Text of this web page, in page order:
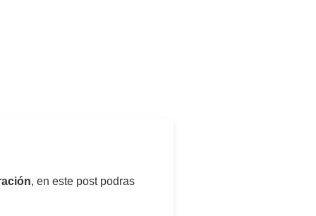
, en este post podras